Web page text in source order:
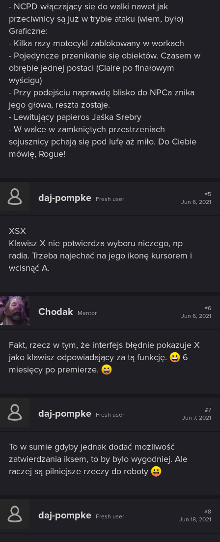
- NCPD włączający się do walki nawet jak
przeciwnicy są już w trybie ataku (wiem, było)
Graficzne:
- Kilka razy motocykl zablokowany w workach
- Pojedyncze przenikanie się obiektów. Czasem w
obrębie jednej postaci (Claire po finałowym
wyścigu)
- Przy podejściu naprawdę blisko do NPCa znika
jego głowa, reszta zostaje.
- Lewitujący papieros Jaśka Srebry
- W walce w zamkniętych przestrzeniach
sojusznicy pchają się pod lufę aż miło. Do Ciebie
mówię, Rogue!
daj-pompke Fresh user
#5
Jun 6, 2021
XSX
Klawisz X nie potwierdza wyboru niczego, np
radia. Trzeba najechać na jego ikonę kursorem i
wcisnąć A.
Chodak Mentor
#6
Jun 6, 2021
Fakt, rzecz w tym, że interfejs błędnie pokazuje X
jako klawisz odpowiadający za tą funkcję.
6
miesięcy po premierze.
daj-pompke Fresh user
#7
Jun 7, 2021
To w sumie gdyby jednak dodać możliwość
zatwierdzania iksem, to by bylo wygodniej. Ale
raczej są pilniejsze rzeczy do roboty
daj-pompke Fresh user
#8
Jun 18, 2021